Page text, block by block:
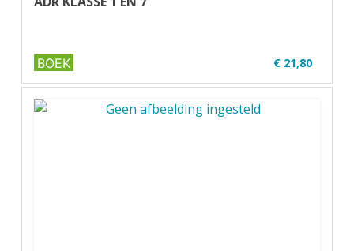
€ 21,80
✔ Uitgever: Verjo B.V.
✔ U01-2 ADR
BOEK